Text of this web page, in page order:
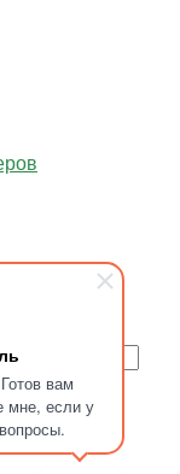
вам
мне, если у